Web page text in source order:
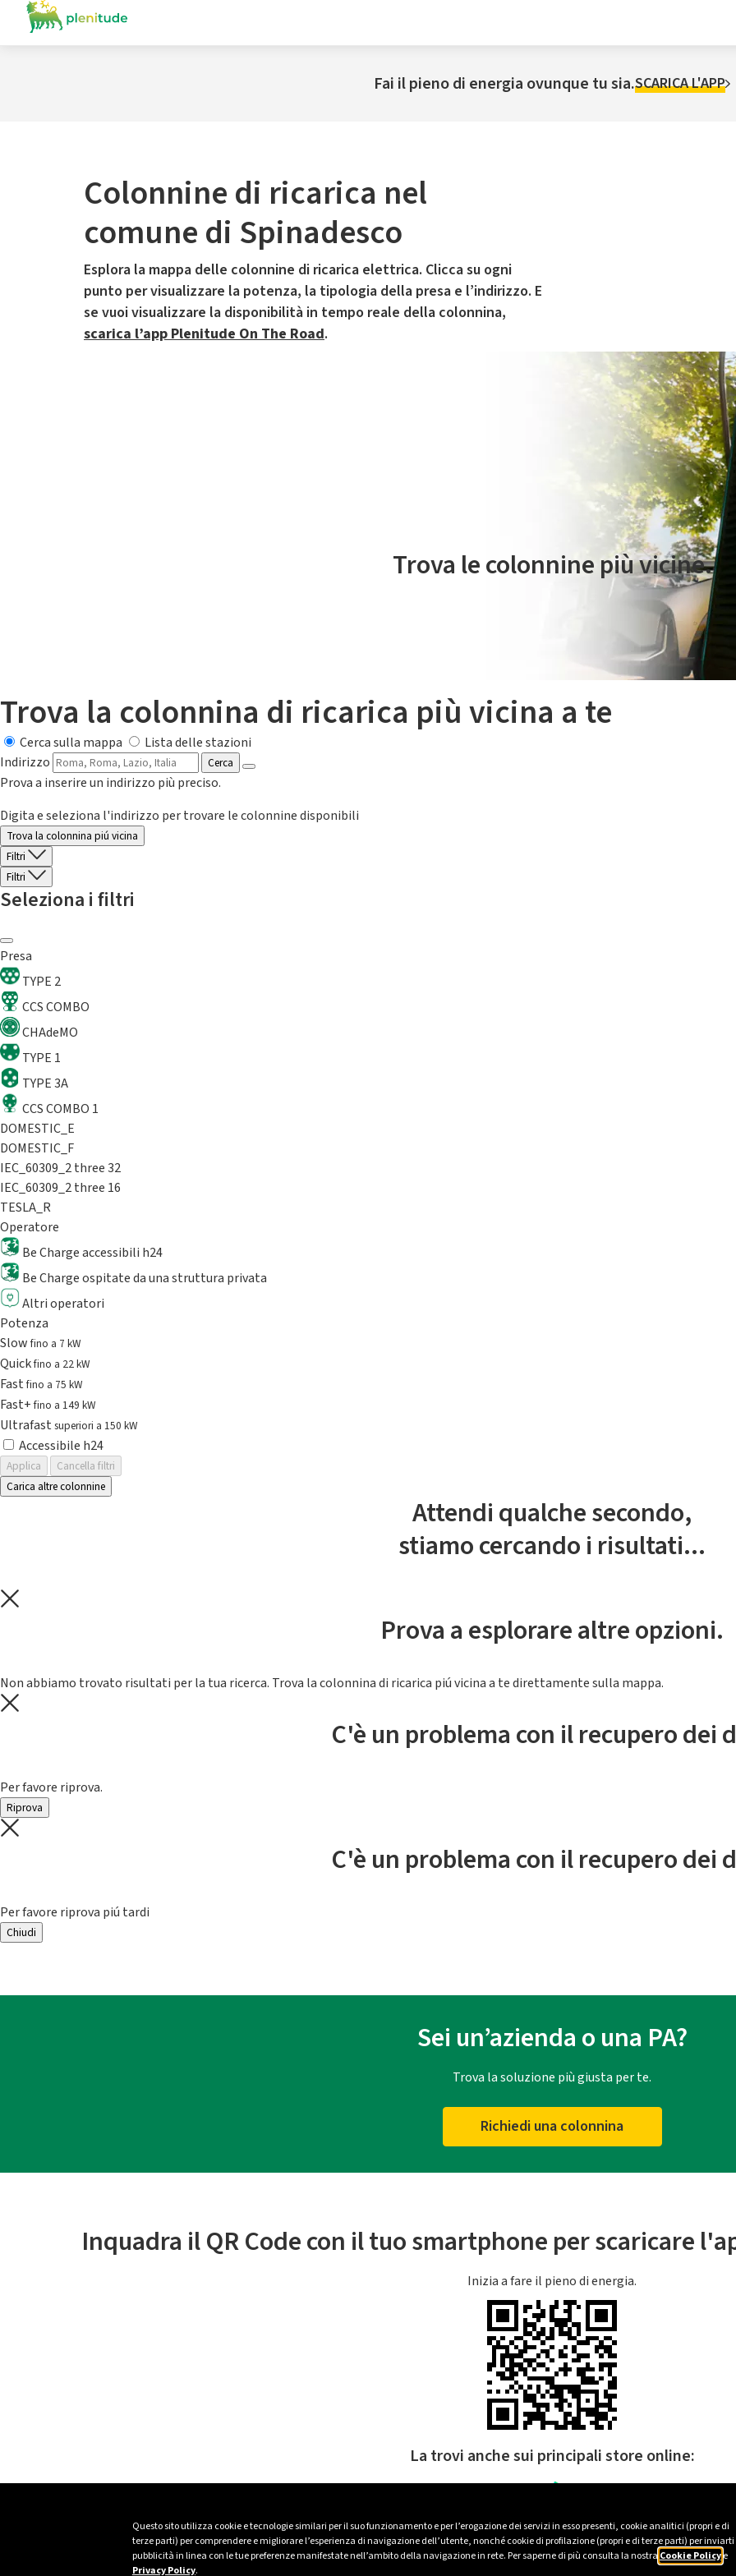
Questo sito utilizza cookie e tecnologie similari per il suo funzionamento e per l’erogazione dei servizi in esso presenti, cookie analitici (propri e di
terze parti) per comprendere e migliorare l’esperienza di navigazione dell’utente, nonché cookie di profilazione (propri e di terze parti) per inviarti
pubblicità in linea con le tue preferenze manifestate nell’ambito della navigazione in rete. Per saperne di più consulta la nostra Cookie Policye
Privacy Policy.
Fai il pieno di energia ovunque tu sia.SCARICA L'APP
Colonnine di ricarica nel
comune di Spinadesco
Esplora la mappa delle colonnine di ricarica elettrica. Clicca su ogni
punto per visualizzare la potenza, la tipologia della presa e l’indirizzo. E
se vuoi visualizzare la disponibilità in tempo reale della colonnina,
scarica l’app Plenitude On The Road.
Il servizio di mobilità elettrica è gestito da Plenitude On The Road
Trova le colonnine più vicine.
Trova la colonnina di ricarica più vicina a te
Cerca sulla mappa
Lista delle stazioni
Indirizzo
Cerca
Prova a inserire un indirizzo più preciso.
Digita e seleziona l'indirizzo per trovare le colonnine disponibili
Trova la colonnina piú vicina
Filtri
Filtri
Seleziona i filtri
Presa
TYPE 2
CCS COMBO
CHAdeMO
TYPE 1
TYPE 3A
CCS COMBO 1
DOMESTIC_E
DOMESTIC_F
IEC_60309_2 three 32
IEC_60309_2 three 16
TESLA_R
Operatore
Be Charge accessibili h24
Be Charge ospitate da una struttura privata
Altri operatori
Potenza
Slowfino a 7 kW
Quickfino a 22 kW
Fastfino a 75 kW
Fast+fino a 149 kW
Ultrafast superiori a 150 kW
Accessibile h24
Applica
Cancella filtri
Carica altre colonnine
Attendi qualche secondo,
stiamo cercando i risultati...
Prova a esplorare altre opzioni.
Non abbiamo trovato risultati per la tua ricerca. Trova la colonnina di ricarica piú vicina a te direttamente sulla mappa.
C'è un problema con il recupero dei
Per favore riprova.
Riprova
C'è un problema con il recupero dei
Per favore riprova piú tardi
Chiudi
Sei un’azienda o una PA?
Trova la soluzione più giusta per te.
Richiedi una colonnina
Inquadra il QR Code con il tuo smartphone per scaricare
Inizia a fare il pieno di energia.
La trovi anche sui principali store online: